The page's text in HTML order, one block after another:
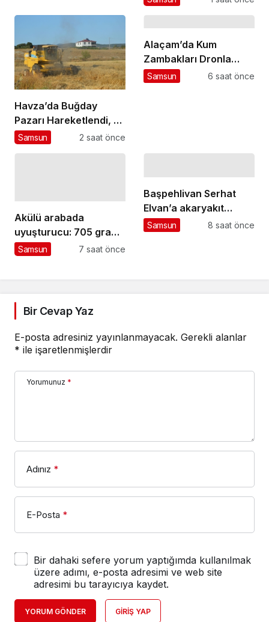
Havza’da Buğday
Pazarı Hareketlendi, 25
Bin Ton İşlem
Samsun 2 saat önce
Alaçam’da Kum
Zambakları Dronla
Görüntülendi
Samsun 6 saat önce
Akülü arabada
uyuşturucu: 705 gram
metamfetamin ele
Samsun 7 saat önce
Başpehlivan Serhat
Elvan’a akaryakıt
istasyonunda saldırı
Samsun 8 saat önce
Bir Cevap Yaz
E-posta adresiniz yayınlanmayacak. Gerekli alanlar
* ile işaretlenmişlerdir
Yorumunuz *
Adınız *
E-Posta *
Bir dahaki sefere yorum yaptığımda kullanılmak
üzere adımı, e-posta adresimi ve web site
adresimi bu tarayıcıya kaydet.
YORUM GÖNDER GIRIŞ YAP